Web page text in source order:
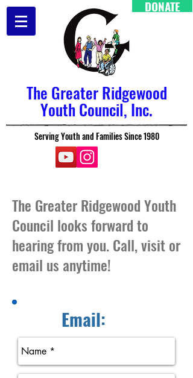
DONATE
The Greater Ridgewood
Youth Council, Inc.
Serving Youth and Families Since 1980
The Greater Ridgewood Youth
Council looks forward to
hearing from you. Call, visit or
email us anytime!
Email: